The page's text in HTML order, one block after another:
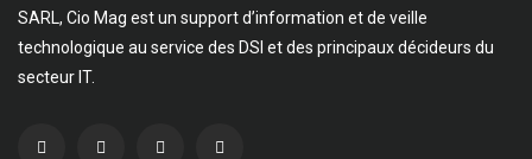
SARL, Cio Mag est un support d’information et de veille
technologique au service des DSI et des principaux décideurs du
secteur IT.